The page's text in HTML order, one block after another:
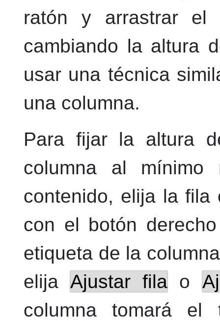
ratón y arrastrar el
cambiando la altura
usar una técnica
una columna.
Para fijar la altura
columna al mínimo
contenido, elija la fila
con el botón derecho
etiqueta de la
elija Ajustar fila o
columna tomará el